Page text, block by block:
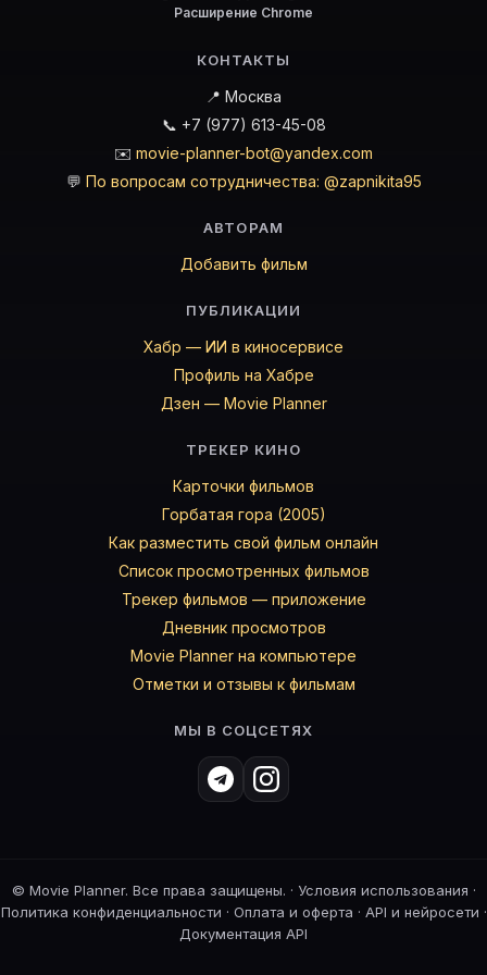
Персона — актёр. Биография и роли на карточке
Где открыть фильмографию Персона?
Расширение Chrome
КОНТАКТЫ
📍 Москва
📞 +7 (977) 613-45-08
✉️ movie-planner-bot@yandex.com
💬 По вопросам сотрудничества: @zapnikita95
АВТОРАМ
Добавить фильм
ПУБЛИКАЦИИ
Хабр — ИИ в киносервисе
Профиль на Хабре
Дзен — Movie Planner
ТРЕКЕР КИНО
Карточки фильмов
Горбатая гора (2005)
Как разместить свой фильм онлайн
Список просмотренных фильмов
Трекер фильмов — приложение
Дневник просмотров
Movie Planner на компьютере
Отметки и отзывы к фильмам
МЫ В СОЦСЕТЯХ
© Movie Planner. Все права защищены. · Условия использования ·
Политика конфиденциальности · Оплата и оферта · API и нейросети ·
Документация API